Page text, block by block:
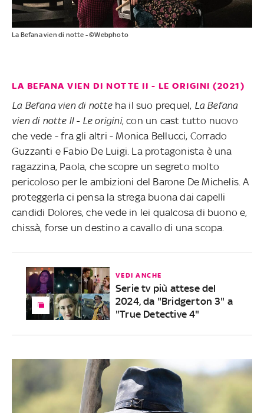
La Befana vien di notte - ©Webphoto
LA BEFANA VIEN DI NOTTE II - LE ORIGINI (2021)
La Befana vien di notteha il suo prequel, La Befana
vien di notte II - Le origini, con un cast tutto nuovo
che vede - fra gli altri - Monica Bellucci, Corrado
Guzzanti e Fabio De Luigi. La protagonista è una
ragazzina, Paola, che scopre un segreto molto
pericoloso per le ambizioni del Barone De Michelis. A
proteggerla ci pensa la strega buona dai capelli
candidi Dolores, che vede in lei qualcosa di buono e,
chissà, forse un destino a cavallo di una scopa.
VEDI ANCHE
Serie tv più attese del
2024, da "Bridgerton 3" a
"True Detective 4"